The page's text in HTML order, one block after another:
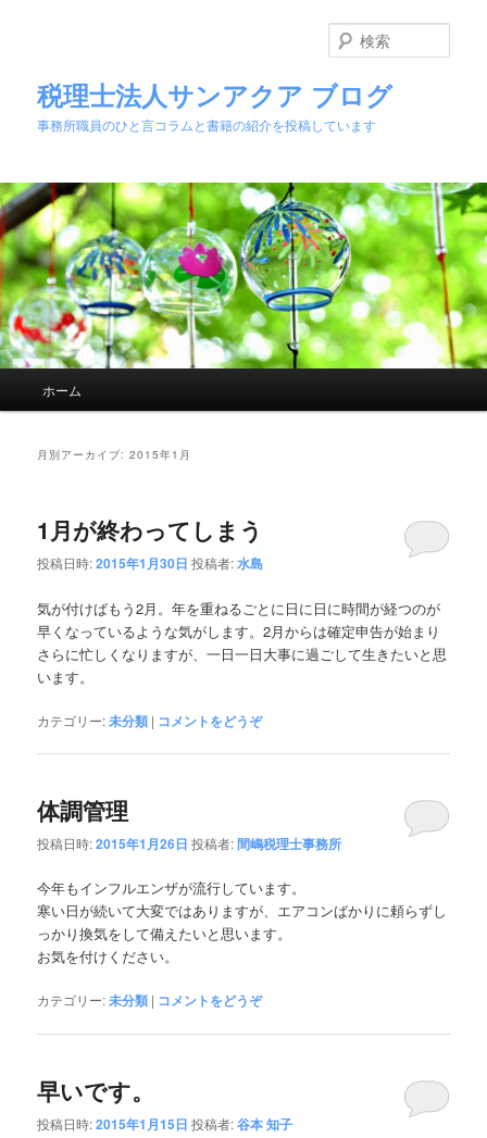
税理士法人サンアクア ブログ
事務所職員のひと言コラムと書籍の紹介を投稿しています
索
メインコンテンツへ移動
サブコンテンツへ移動
ホーム
月別アーカイブ:2015年1月
1月が終わってしまう
投稿日時:2015年1月30日 投稿者:水島
気が付けばもう2月。年を重ねるごとに日に日に時間が経つのが
早くなっているような気がします。2月からは確定申告が始まり
さらに忙しくなりますが、一日一日大事に過ごして生きたいと思
います。
カテゴリー:未分類 | コメントをどうぞ
体調管理
投稿日時:2015年1月26日 投稿者:間嶋税理士事務所
今年もインフルエンザが流行しています。
寒い日が続いて大変ではありますが、エアコンばかりに頼らずし
っかり換気をして備えたいと思います。
お気を付けください。
カテゴリー:未分類 | コメントをどうぞ
早いです。
投稿日時:2015年1月15日 投稿者:谷本 知子